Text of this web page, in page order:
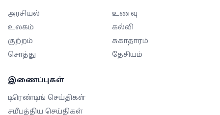
அரசியல்
உணவு
உலகம்
கல்வி
குற்றம்
சுகாதாரம்
சொத்து
தேசியம்
இணைப்புகள்
டிரெண்டிங் செய்திகள்
சமீபத்திய செய்திகள்